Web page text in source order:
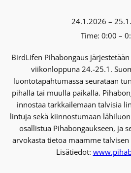
24.1.2026 –
Time: 0:00 –
BirdLifen Pihabongaus
viikonloppuna 24.-25.1.
luontotapahtumassa seurataan
pihalla tai muulla paikalla.
innostaa tarkkailemaan talvisia
lintuja sekä kiinnostumaan
osallistua Pihabongaukseen, ja
arvokasta tietoa maamme
Lisätiedot: